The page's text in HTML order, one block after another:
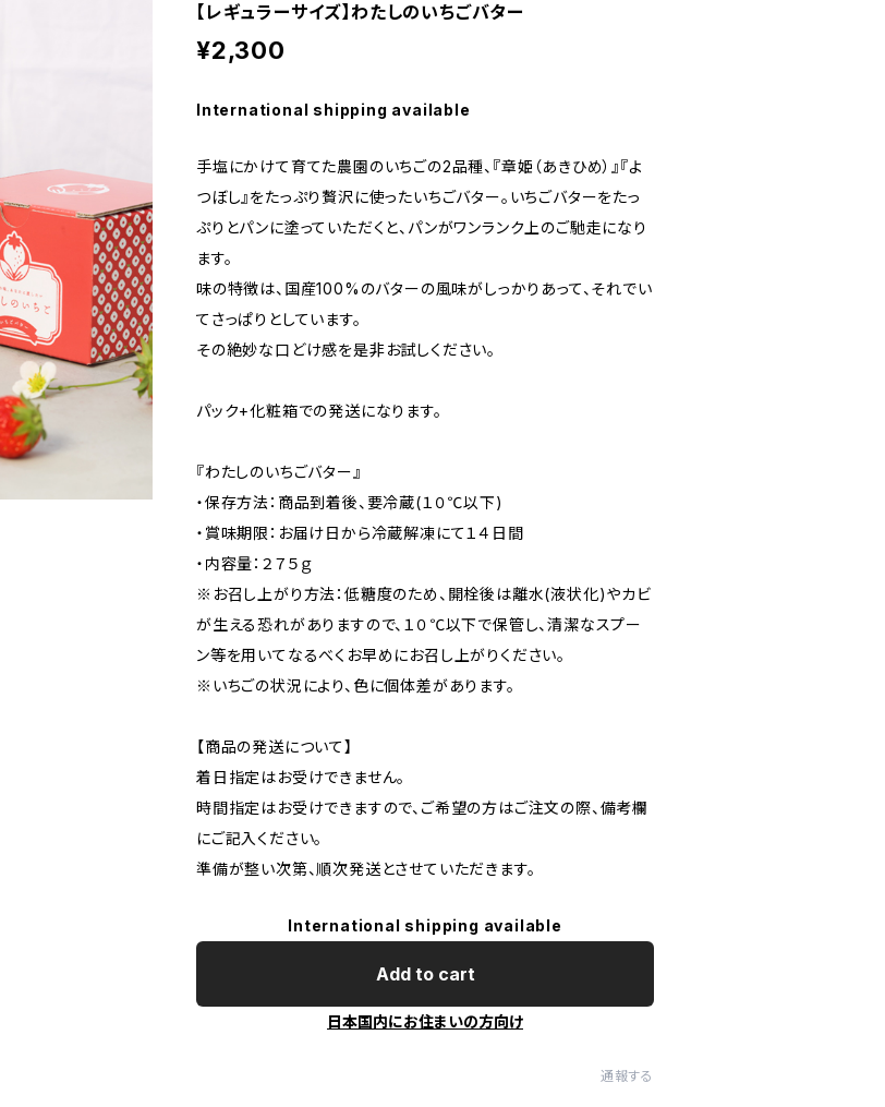
【レギュラーサイズ】わたしのいちごバター
¥2,300
International shipping available
手塩にかけて育てた農園のいちごの2品種、『章姫（あきひめ）』『よ
つぼし』をたっぷり贅沢に使ったいちごバター。いちごバターをたっ
ぷりとパンに塗っていただくと、パンがワンランク上のご馳走になり
ます。
味の特徴は、国産100%のバターの風味がしっかりあって、それでい
てさっぱりとしています。
その絶妙な口どけ感を是非お試しください。
パック+化粧箱での発送になります。
『わたしのいちごバター』
・保存方法：商品到着後、要冷蔵(１０℃以下)
・賞味期限：お届け日から冷蔵解凍にて１４日間
・内容量：２７５ｇ
※お召し上がり方法：低糖度のため、開栓後は離水(液状化)やカビ
が生える恐れがありますので、１０℃以下で保管し、清潔なスプー
ン等を用いてなるべくお早めにお召し上がりください。
※いちごの状況により、色に個体差があります。
【商品の発送について】
着日指定はお受けできません。
時間指定はお受けできますので、ご希望の方はご注文の際、備考欄
にご記入ください。
準備が整い次第、順次発送とさせていただきます。
International shipping available
Add to cart
日本国内にお住まいの方向け
通報する